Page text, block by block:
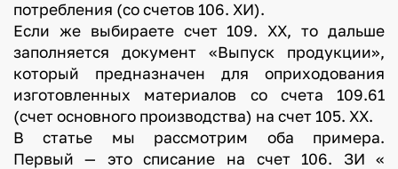
потребления (со счетов 106. ХИ).
Если же выбираете счет 109. ХХ, то дальше
заполняется документ «Выпуск продукции»,
который предназначен для оприходования
изготовленных материалов со счета 109.61
(счет основного производства) на счет 105. ХХ.
В статье мы рассмотрим оба примера.
Первый — это списание на счет 106. ЗИ «